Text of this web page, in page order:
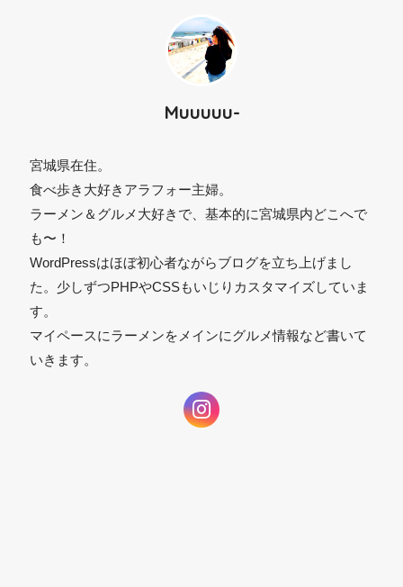
Muuuuu-
宮城県在住。
食べ歩き大好きアラフォー主婦。
ラーメン＆グルメ大好きで、基本的に宮城県内どこへで
も〜！
WordPressはほぼ初心者ながらブログを立ち上げまし
た。少しずつPHPやCSSもいじりカスタマイズしていま
す。
マイペースにラーメンをメインにグルメ情報など書いて
いきます。